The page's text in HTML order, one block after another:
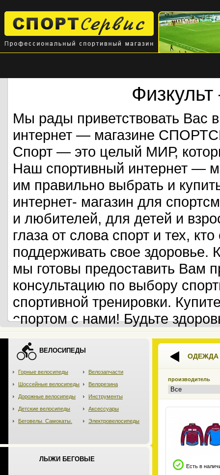
Мы рады приветствовать Вас
интернет — магазине
Спорт — это целый МИР,
Наш спортивный интернет —
им правильно выбрать и
интернет- магазин для
и любителей, для детей и
глаза от слова спорт и тех,
поддерживать свое
мы готовы предоставить Вам
консультацию по выбору
спортивной тренировки.
спортом с нами! Будьте
ВЕЛОСИПЕДЫ
Горные велосипеды
Шоссейные велосипеды
Дорожные велосипеды
Детские велосипеды
Беговелы. Самокаты.
Велозапчасти
Велорезина
Инструменты
Аксессуары
Электровелосипеды
ЛЫЖИ БЕГОВЫЕ
производитель
Есть в